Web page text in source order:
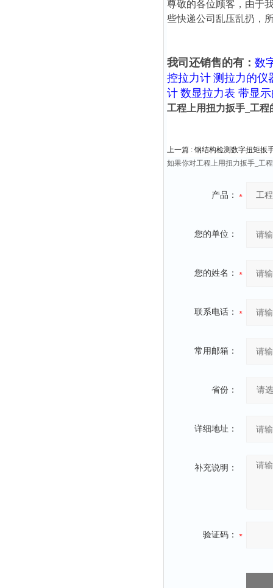
尊敬的各位顾客，由于
些快递公司乱压乱扔，
我司还销售的有： 数
控拉力计 测拉力的仪
计 数显拉力表 带显
工程上用扭力扳手_工程
上一篇 : 钢结构检测数字扭矩扳
如果你对工程上用扭力扳手_工
产品：
您的单位：
您的姓名：
联系电话：
常用邮箱：
省份：
详细地址：
补充说明：
验证码：